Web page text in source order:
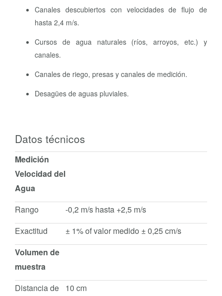
Canales descubiertos con velocidades de flujo de
hasta 2,4 m/s.
Cursos de agua naturales (ríos, arroyos, etc.) y
canales.
Canales de riego, presas y canales de medición.
Desagües de aguas pluviales.
Datos técnicos
Medición
Velocidad del
Agua
Rango
-0,2 m/s hasta +2,5 m/s
Exactitud
± 1% of valor medido ± 0,25 cm/s
Volumen de
muestra
Distancia de
10 cm